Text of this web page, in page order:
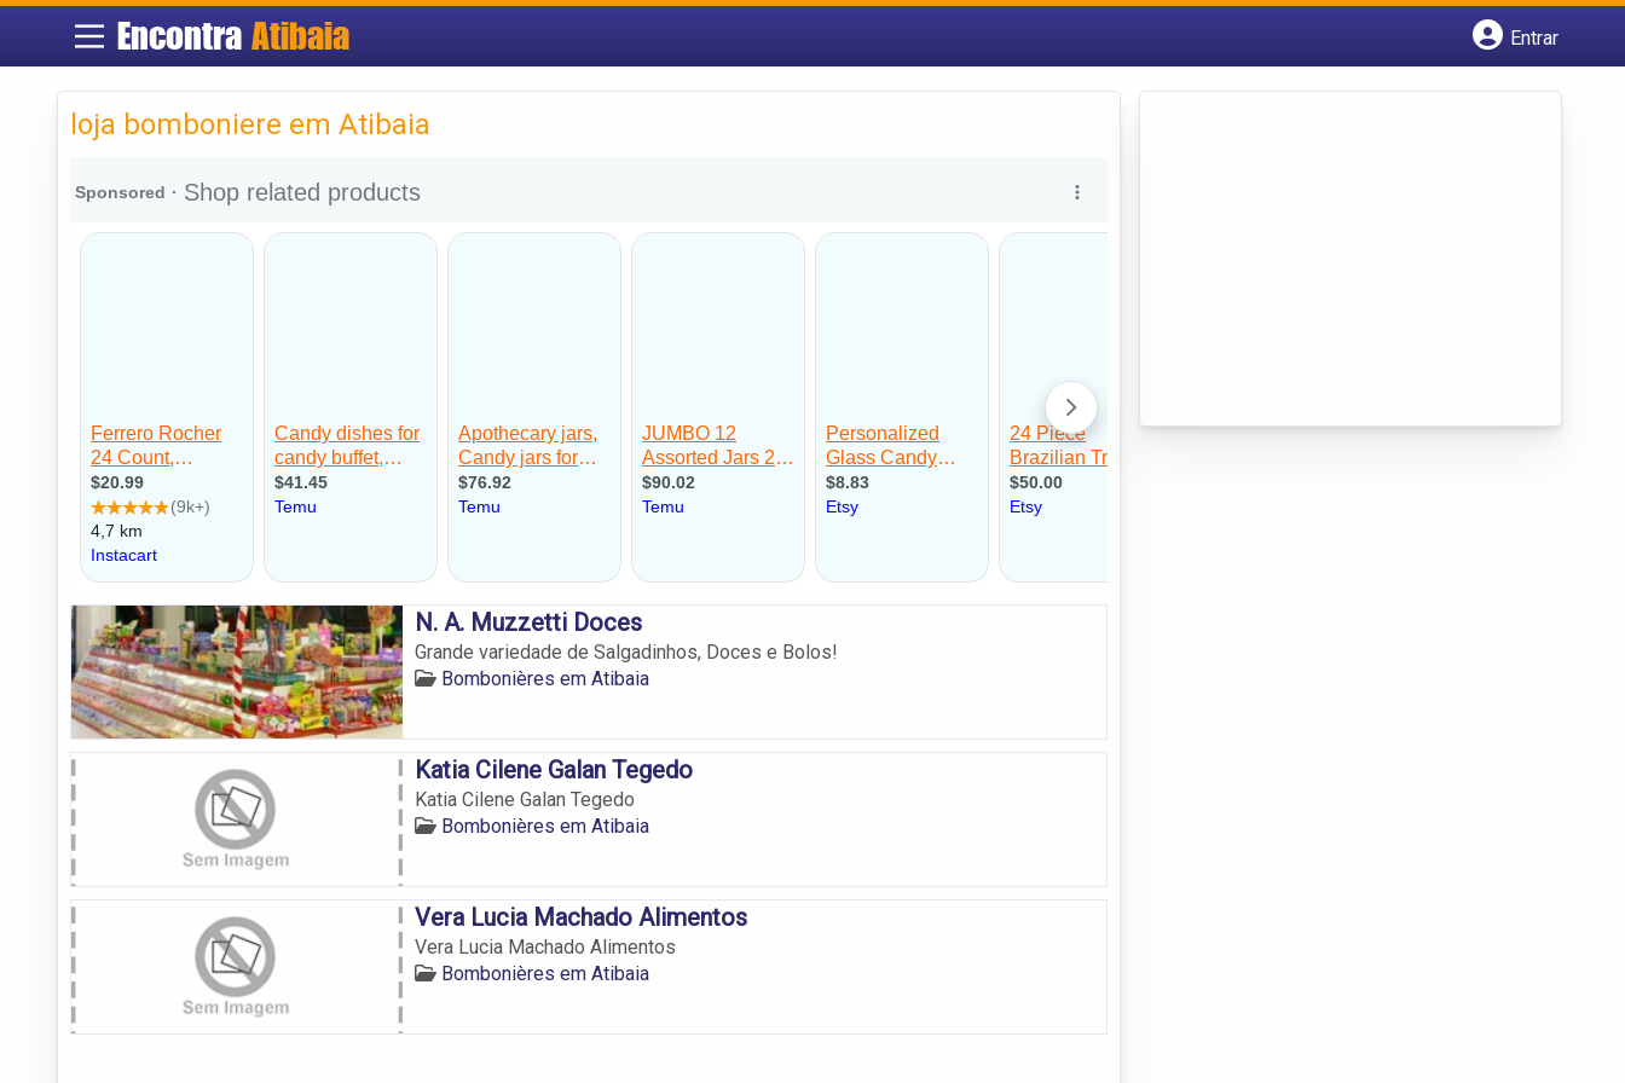
EncontraAtibaia
Entrar
loja bomboniere em Atibaia
N. A. Muzzetti Doces
Grande variedade de Salgadinhos, Doces e Bolos!
Bombonières em Atibaia
Katia Cilene Galan Tegedo
Katia Cilene Galan Tegedo
Bombonières em Atibaia
Vera Lucia Machado Alimentos
Vera Lucia Machado Alimentos
Bombonières em Atibaia